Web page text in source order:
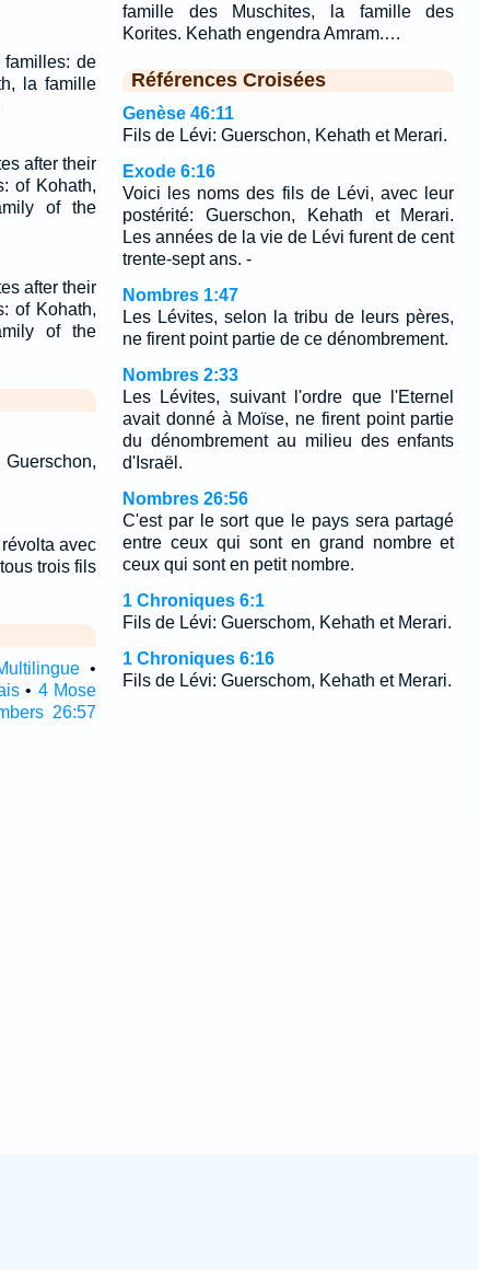
de
la famille
after their
of Kohath,
of the
after their
of Kohath,
of the
avec
trois fils
•
• 4 Mose
26:57
famille des Muschites, la famille des
Korites. Kehath engendra Amram.…
Références Croisées
Genèse 46:11
Fils de Lévi: Guerschon, Kehath et Merari.
Exode 6:16
Voici les noms des fils de Lévi, avec leur
postérité: Guerschon, Kehath et Merari.
Les années de la vie de Lévi furent de cent
trente-sept ans. -
Nombres 1:47
Les Lévites, selon la tribu de leurs pères,
ne firent point partie de ce dénombrement.
Nombres 2:33
Les Lévites, suivant l'ordre que l'Eternel
avait donné à Moïse, ne firent point partie
du dénombrement au milieu des enfants
d'Israël.
Nombres 26:56
C'est par le sort que le pays sera partagé
entre ceux qui sont en grand nombre et
ceux qui sont en petit nombre.
1 Chroniques 6:1
Fils de Lévi: Guerschom, Kehath et Merari.
1 Chroniques 6:16
Fils de Lévi: Guerschom, Kehath et Merari.